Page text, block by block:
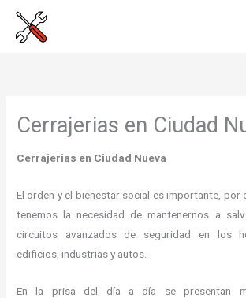
Cerrajerias en Ciudad
Cerrajerias en Ciudad Nueva
El orden y el bienestar social es importante, por
tenemos la necesidad de mantenernos a
circuitos avanzados de seguridad en los
edificios, industrias y autos.
En la prisa del día a día se presentan